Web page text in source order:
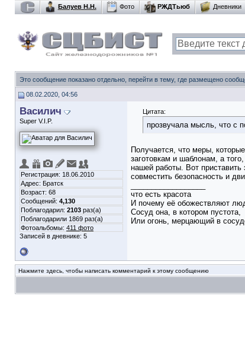
Балуев Н.Н. Фото РЖДТьюб Дневники
Это сообщение показано отдельно, перейти в тему, где размещено
08.02.2020, 04:56
Василич
Super V.I.P.
Регистрация: 18.06.2010
Адрес: Братск
Возраст: 68
Сообщений: 4,130
Поблагодарил: 2103 раз(а)
Поблагодарили 1869 раз(а)
Фотоальбомы: 411 фото
Записей в дневнике: 5
Цитата:
прозвучала мысль, что с
Получается, что меры,
заготовкам и шаблонам, а
нашей работы. Вот
совместить безопасность и
что есть красота
И почему её обожествляют
Сосуд она, в котором пустота,
Или огонь, мерцающий в
Нажмите здесь, чтобы написать комментарий к этому сообщению